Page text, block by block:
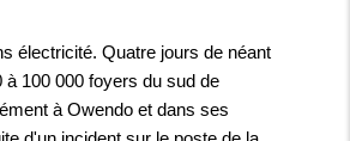
électricité. Quatre jours de néant
à 100 000 foyers du sud de
à Owendo et dans ses